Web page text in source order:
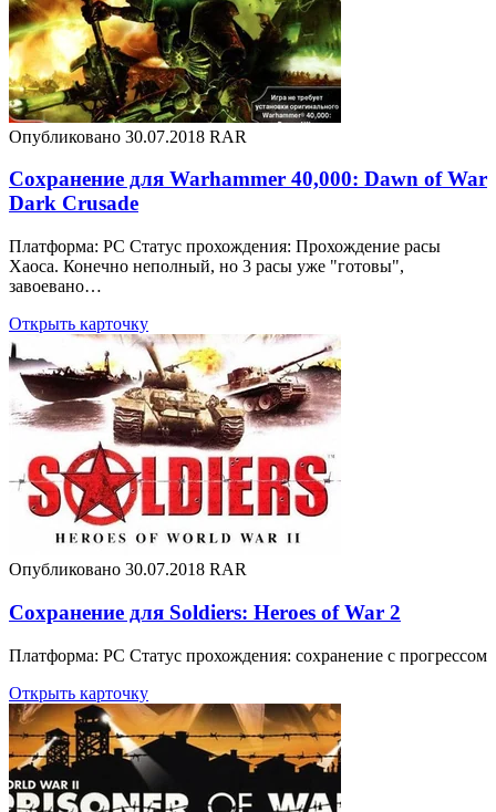
Опубликовано 30.07.2018 RAR
Сохранение для Warhammer 40,000: Dawn of War
Dark Crusade
Платформа: PC Статус прохождения: Прохождение расы
Хаоса. Конечно неполный, но 3 расы уже "готовы",
завоевано…
Открыть карточку
Опубликовано 30.07.2018 RAR
Сохранение для Soldiers: Heroes of War 2
Платформа: PC Статус прохождения: сохранение с прогрессом
Открыть карточку